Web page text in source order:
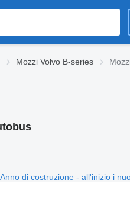
Mozzi Volvo B-series
Anno di costruzione - all'inizio i